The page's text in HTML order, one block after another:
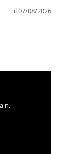
il 07/08/2026
n.